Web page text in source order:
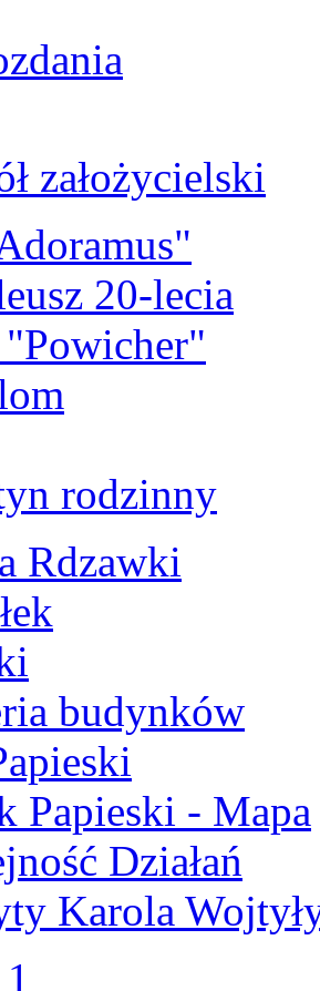
założycielski
20-lecia
"Powicher"
rodzinny
Rdzawki
budynków
Papieski - Mapa
Działań
Karola